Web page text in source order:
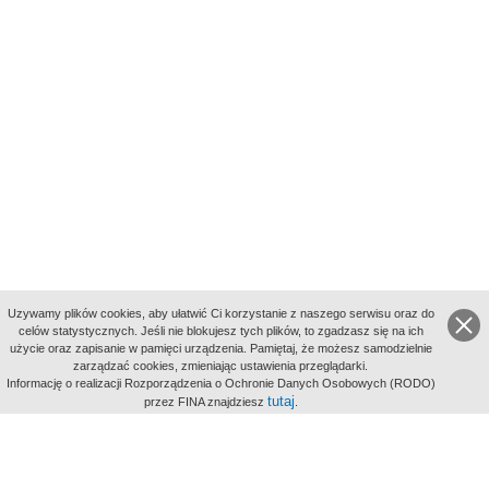
aktywności
Uzywamy plików cookies, aby ułatwić Ci korzystanie z naszego serwisu oraz do
celów statystycznych. Jeśli nie blokujesz tych plików, to zgadzasz się na ich
użycie oraz zapisanie w pamięci urządzenia. Pamiętaj, że możesz samodzielnie
zarządzać cookies, zmieniając ustawienia przeglądarki.
Informację o realizacji Rozporządzenia o Ochronie Danych Osobowych (RODO)
przez FINA znajdziesz tutaj